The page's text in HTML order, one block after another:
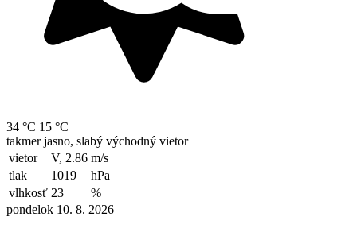
34 °C 15 °C
takmer jasno, slabý východný vietor
vietor
V, 2.86 m/s
tlak
1019
hPa
vlhkosť 23
%
pondelok 10. 8. 2026